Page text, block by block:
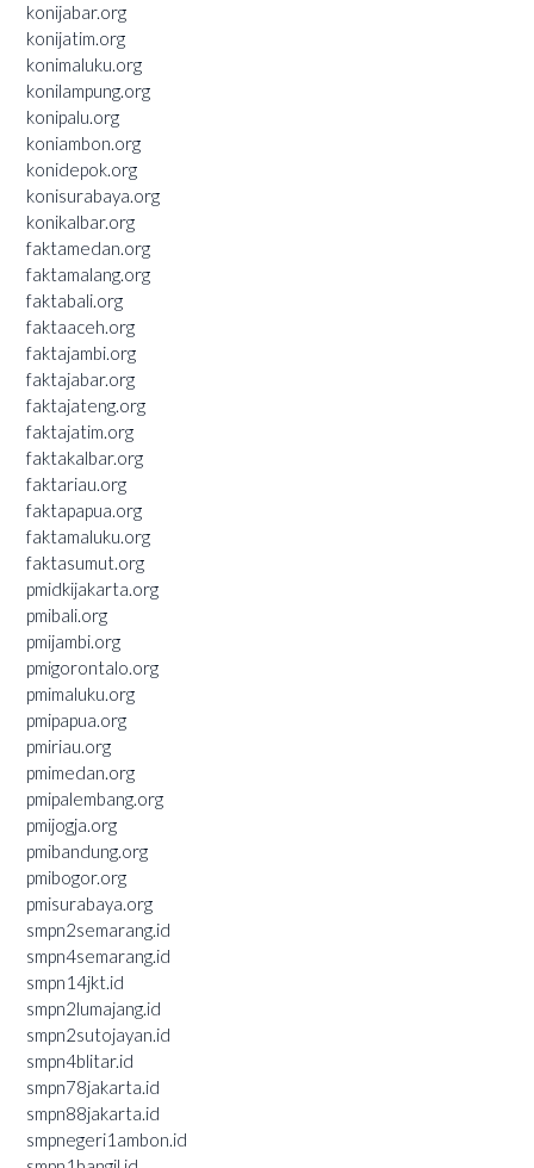
konijabar.org
konijatim.org
konimaluku.org
konilampung.org
konipalu.org
koniambon.org
konidepok.org
konisurabaya.org
konikalbar.org
faktamedan.org
faktamalang.org
faktabali.org
faktaaceh.org
faktajambi.org
faktajabar.org
faktajateng.org
faktajatim.org
faktakalbar.org
faktariau.org
faktapapua.org
faktamaluku.org
faktasumut.org
pmidkijakarta.org
pmibali.org
pmijambi.org
pmigorontalo.org
pmimaluku.org
pmipapua.org
pmiriau.org
pmimedan.org
pmipalembang.org
pmijogja.org
pmibandung.org
pmibogor.org
pmisurabaya.org
smpn2semarang.id
smpn4semarang.id
smpn14jkt.id
smpn2lumajang.id
smpn2sutojayan.id
smpn4blitar.id
smpn78jakarta.id
smpn88jakarta.id
smpnegeri1ambon.id